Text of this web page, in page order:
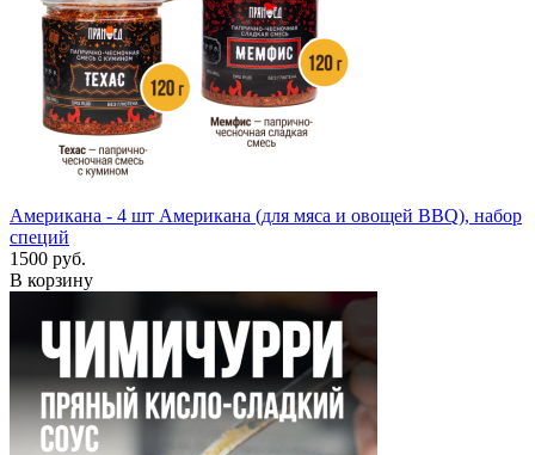
Американа - 4 шт Американа (для мяса и овощей BBQ), набор
специй
1500 руб.
В корзину